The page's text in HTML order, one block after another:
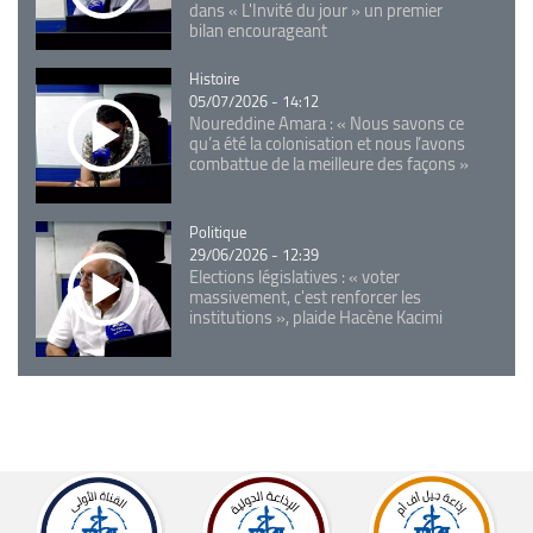
dans « L'Invité du jour » un premier
bilan encourageant
Catégorie
Histoire
05/07/2026 - 14:12
Noureddine Amara : « Nous savons ce
qu’a été la colonisation et nous l’avons
combattue de la meilleure des façons »
Catégorie
Politique
29/06/2026 - 12:39
Elections législatives : « voter
massivement, c'est renforcer les
institutions », plaide Hacène Kacimi